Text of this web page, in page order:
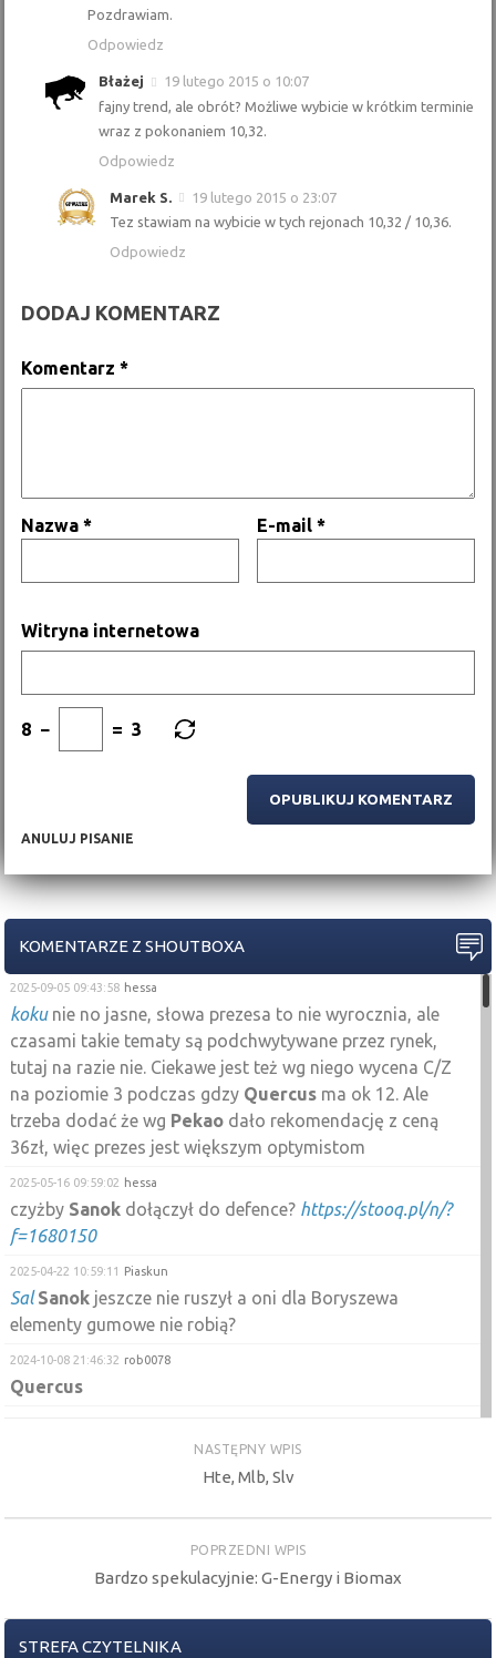
Pozdrawiam.
Odpowiedz
Błażej
19 lutego 2015 o 10:07
fajny trend, ale obrót? Możliwe wybicie w krótkim terminie
wraz z pokonaniem 10,32.
Odpowiedz
Marek S.
19 lutego 2015 o 23:07
Tez stawiam na wybicie w tych rejonach 10,32 / 10,36.
Odpowiedz
DODAJ KOMENTARZ
ANULUJ PISANIE
Komentarz*
Nazwa* E-mail*
Witryna internetowa
8 − = 3
KOMENTARZE Z SHOUTBOXA
2025-09-05 09:43:58 hessa
kokunie no jasne, słowa prezesa to nie wyrocznia, ale
czasami takie tematy są podchwytywane przez rynek,
tutaj na razie nie. Ciekawe jest też wg niego wycena C/Z
na poziomie 3 podczas gdzy Quercus ma ok 12. Ale
trzeba dodać że wg Pekao dało rekomendację z ceną
36zł, więc prezes jest większym optymistom
2025-05-16 09:59:02 hessa
czyżby Sanok dołączył do defence? https://stooq.pl/n/?
f=1680150
2025-04-22 10:59:11 Piaskun
Sal Sanok jeszcze nie ruszył a oni dla Boryszewa
elementy gumowe nie robią?
2024-10-08 21:46:32 rob0078
Quercus
pytanie kupowales kiedysquercus
?? bo u mnie w biurze minimalna wplata 200 tys
2024-03-22 13:13:42 Piaskun
NASTĘPNY WPIS
Hte, Mlb, Slv
POPRZEDNI WPIS
Bardzo spekulacyjnie: G-Energy i Biomax
STREFA CZYTELNIKA